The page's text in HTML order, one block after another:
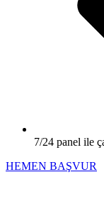
7/24 panel ile
HEMEN BAŞVUR